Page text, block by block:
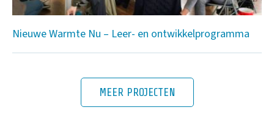
Nieuwe Warmte Nu – Leer- en ontwikkelprogramma
MEER PROJECTEN